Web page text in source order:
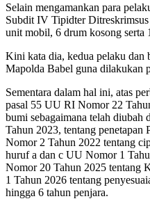
Selain mengamankan para
Subdit IV Tipidter
unit mobil, 6 drum kosong serta
Kini kata dia, kedua pelaku dan
Mapolda Babel guna dilakukan
Sementara dalam hal ini, atas
pasal 55 UU RI Nomor 22
bumi sebagaimana telah
Tahun 2023, tentang penetapan
Nomor 2 Tahun 2022 tentang
huruf a dan c UU Nomor 1
Nomor 20 Tahun 2025 tentang
1 Tahun 2026 tentang
hingga 6 tahun penjara.